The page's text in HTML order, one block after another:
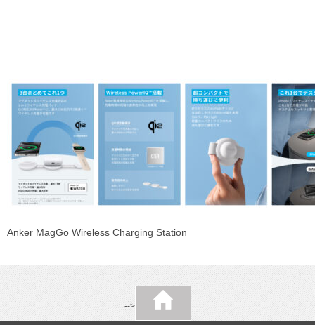
Anker MagGo Wireless Charging Station
-->